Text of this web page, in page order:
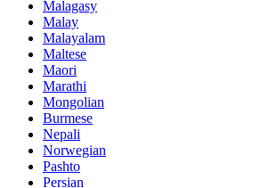
Malagasy
Malay
Malayalam
Maltese
Maori
Marathi
Mongolian
Burmese
Nepali
Norwegian
Pashto
Persian